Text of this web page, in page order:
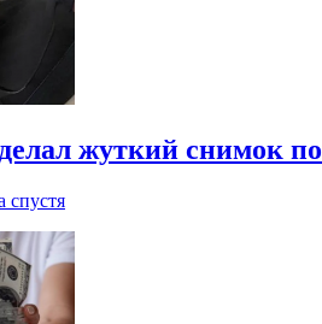
жуткий снимок
спустя